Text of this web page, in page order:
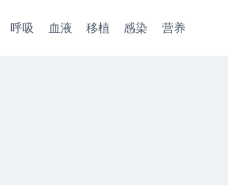
呼吸 血液 移植 感染 营养